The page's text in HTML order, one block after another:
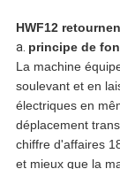
HWF12
a. principe de
La machine
soulevant et en
électriques en
déplacement
chiffre d'affaires
et mieux que la